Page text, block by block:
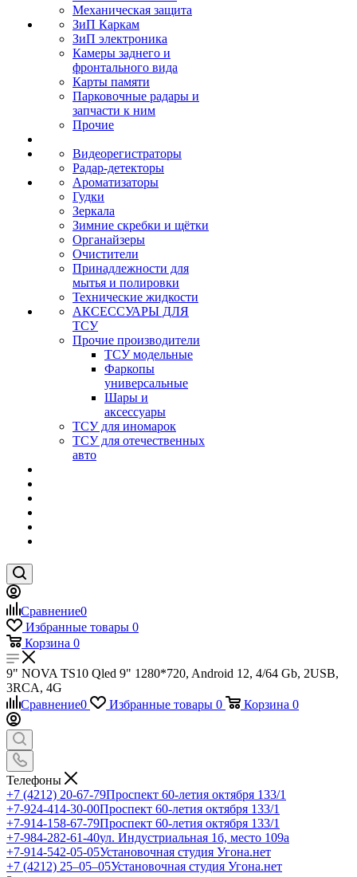
Механическая защита
ЗиП Каркам
ЗиП электроника
Камеры заднего и
фронтального вида
Карты памяти
Парковочные радары и
запчасти к ним
Прочие
Видеорегистраторы
Радар-детекторы
Ароматизаторы
Гудки
Зеркала
Зимние скребки и щётки
Органайзеры
Очистители
Принадлежности для
мытья и полировки
Технические жидкости
АКСЕССУАРЫ ДЛЯ
ТСУ
Прочие производители
ТСУ модельные
Фаркопы
универсальные
Шары и
аксессуары
ТСУ для иномарок
ТСУ для отечественных
авто
Сравнение0
Избранные товары 0
Корзина 0
9" NOVA TS10 Qled 9" 1280*720, Android 12, 4/64 Gb, 2USB,
3RCA, 4G
Сравнение0 Избранные товары 0 Корзина 0
Телефоны
+7 (4212) 20-67-79Проспект 60-летия октября 133/1
+7-924-414-30-00Проспект 60-летия октября 133/1
+7-914-158-67-79Проспект 60-летия октября 133/1
+7-984-282-61-40ул. Индустриальная 1б, место 109а
+7-914-542-05-05Установочная студия Угона.нет
+7 (4212) 25‒05‒05Установочная студия Угона.нет